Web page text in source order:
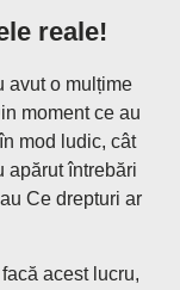
reale!
avut o mulțime
moment ce au
​​mod ludic, cât
apărut întrebări
Ce drepturi ar
acest lucru,